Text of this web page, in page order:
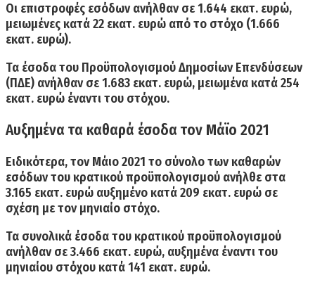
Οι επιστροφές εσόδων ανήλθαν σε 1.644 εκατ. ευρώ,
μειωμένες κατά 22 εκατ. ευρώ από το στόχο (1.666
εκατ. ευρώ).
Τα έσοδα του Προϋπολογισμού Δημοσίων Επενδύσεων
(ΠΔΕ) ανήλθαν σε 1.683 εκατ. ευρώ, μειωμένα κατά 254
εκατ. ευρώ έναντι του στόχου.
Αυξημένα τα καθαρά έσοδα τον Μάϊο 2021
Ειδικότερα,τον Μάιο 2021 το σύνολο τωνκαθαρών
εσόδων του κρατικού προϋπολογισμού ανήλθε στα
3.165 εκατ. ευρώ αυξημένο κατά 209 εκατ. ευρώ σε
σχέση με τον μηνιαίο στόχο.
Τα συνολικά έσοδατου κρατικού προϋπολογισμού
ανήλθαν σε3.466 εκατ. ευρώ, αυξημένα έναντι του
μηνιαίου στόχου κατά 141 εκατ. ευρώ.